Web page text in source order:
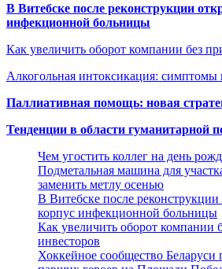
В Витебске после реконструкции
инфекционной больницы
Как увеличить оборот компании без
Алкогольная интоксикация: симптомы
Паллиативная помощь: новая
Тенденции в области гуманитарной
Чем угостить коллег на день
Подметальная машина для
заменить метлу осенью
В Витебске после
корпус инфекционной больницы
Как увеличить оборот компании
инвесторов
Хоккейное сообщество Беларуси